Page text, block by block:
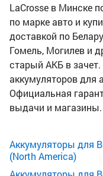
LaCrosse в Минске
по марке авто и
доставкой по
Гомель, Могилев и
старый АКБ в
аккумуляторов для
Официальная
выдачи и магазины.
Аккумуляторы для
(North America)